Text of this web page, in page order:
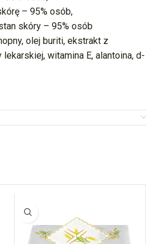
– 95% osób,
skóry – 95% osób
olej buriti, ekstrakt z
witamina E, alantoina, d-